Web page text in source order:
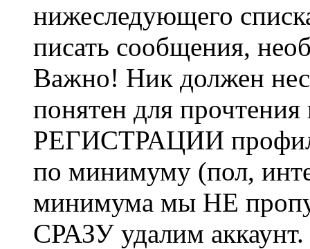
нижеследующего
писать сообщения,
Важно! Ник должен
понятен для
РЕГИСТРАЦИИ профиль
по минимуму (пол,
минимума мы НЕ
СРАЗУ удалим